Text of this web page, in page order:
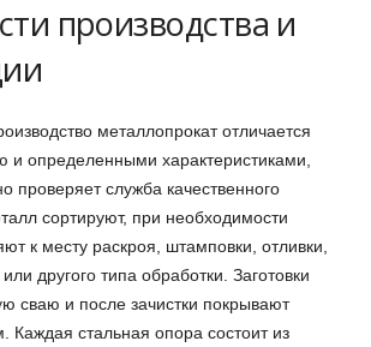
производства и
металлопрокат отличается
и определенными характеристиками,
проверяет служба качественного
сортируют, при необходимости
к месту раскроя, штамповки, отливки,
другого типа обработки. Заготовки
сваю и после зачистки покрывают
Каждая стальная опора состоит из